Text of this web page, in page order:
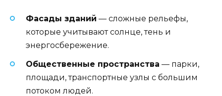
Фасады зданий — сложные рельефы,
которые учитывают солнце, тень и
энергосбережение.
Общественные пространства — парки,
площади, транспортные узлы с большим
потоком людей.